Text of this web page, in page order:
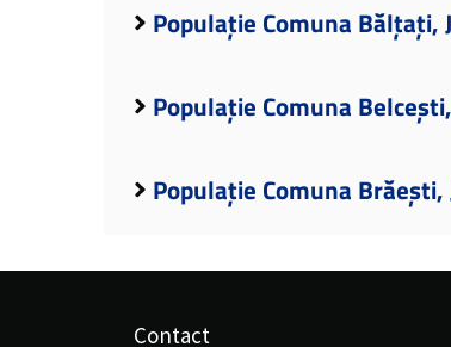
Populație Comuna Bălțați,
Populație Comuna
Populație Comuna
Contact